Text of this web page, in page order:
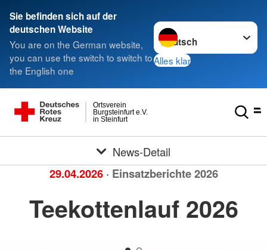
Sie befinden sich auf der
deutschen Website
You are on the German website,
you can use the switch to switch to
the English one
Sprache wechseln zu
Alles klar
in Steinfurt
Burgsteinfurt e.V.
Ortsverein
News-Detail
29.04.2026 · Einsatzberichte 2026
Teekottenlauf 2026